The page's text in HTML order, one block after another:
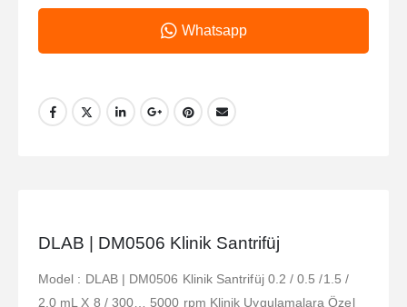
Whatsapp
DLAB | DM0506 Klinik Santrifüj
Model : DLAB | DM0506 Klinik Santrifüj 0.2 / 0.5 /1.5 /
2.0 mL X 8 / 300… 5000 rpm Klinik Uygulamalara Özel